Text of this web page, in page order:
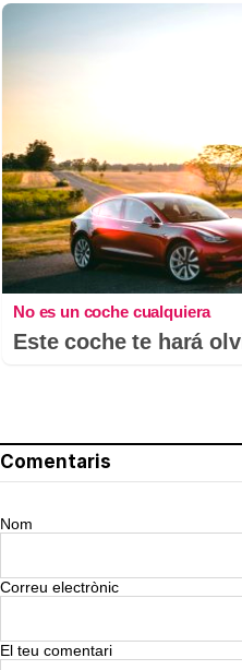
No es un coche cualquiera
Este coche te hará
Comentaris
Nom
Correu electrònic
El teu comentari